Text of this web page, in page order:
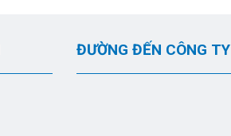
ĐƯỜNG ĐẾN CÔNG TY